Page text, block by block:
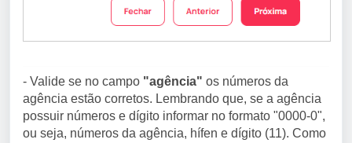
- Valide se no campo "agência" os números da
agência estão corretos. Lembrando que, se a agência
possuir números e dígito informar no formato "0000-0",
ou seja, números da agência, hífen e dígito (11). Como